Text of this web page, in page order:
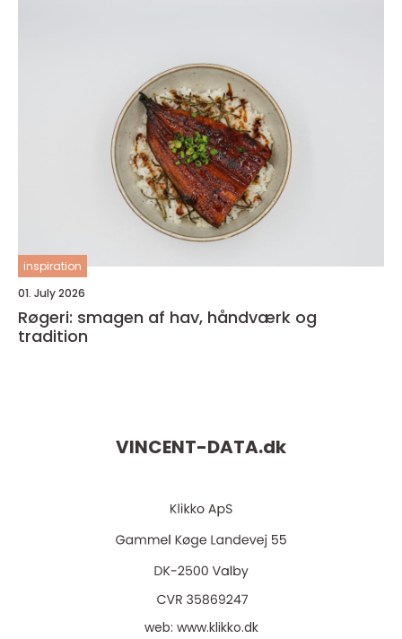
inspiration
01. July 2026
Røgeri: smagen af hav, håndværk og
tradition
VINCENT-DATA.dk
web: www.klikko.dk